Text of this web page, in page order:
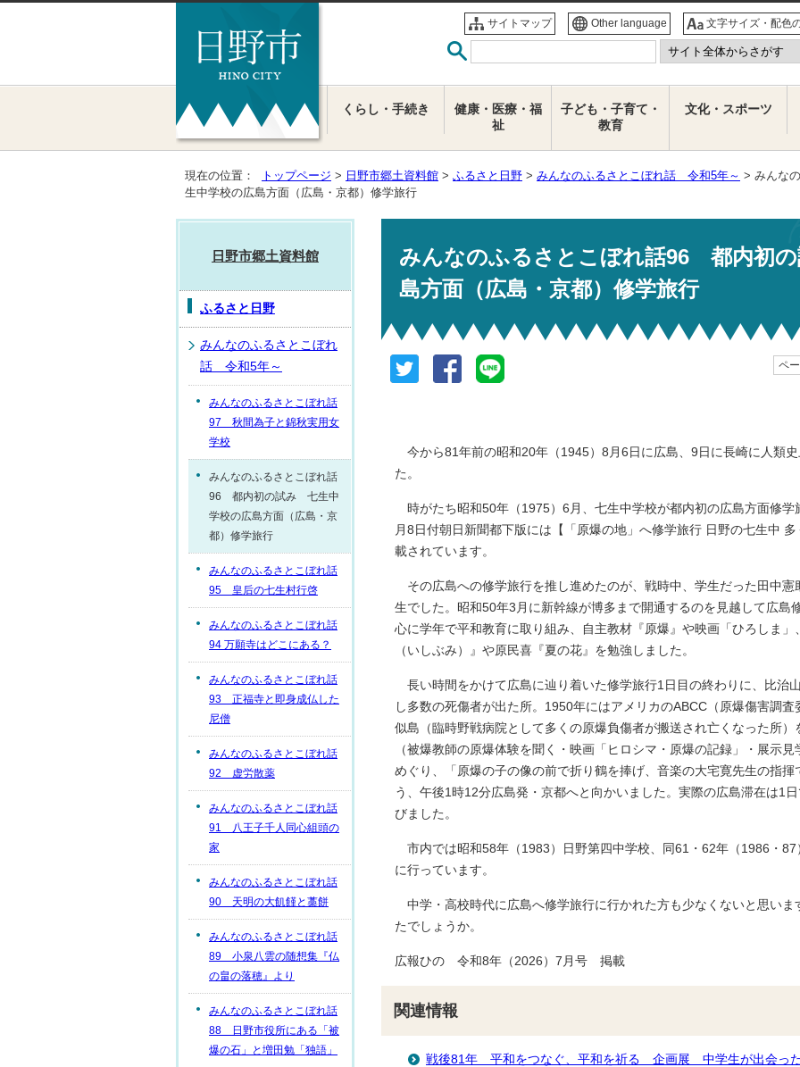
サイトマップ Other language 文字サイズ・配色
くらし・手続き
健康・医療・福
祉
子ども・子育て・
教育
文化・スポーツ
現在の位置： トップページ > 日野市郷土資料館 > ふるさと日野 > みんなのふるさとこぼれ話 令和5年～ > みんな
生中学校の広島方面（広島・京都）修学旅行
みんなのふるさとこぼれ話96 都内初
島方面（広島・京都）修学旅行
ペ
今から81年前の昭和20年（1945）8月6日に広島、9日に長崎に人類
た。
時がたち昭和50年（1975）6月、七生中学校が都内初の広島方面修学
月8日付朝日新聞都下版には【「原爆の地」へ修学旅行 日野の七生中
載されています。
その広島への修学旅行を推し進めたのが、戦時中、学生だった田中憲
生でした。昭和50年3月に新幹線が博多まで開通するのを見越して広島
心に学年で平和教育に取り組み、自主教材『原爆』や映画「ひろしま
（いしぶみ）』や原民喜『夏の花』を勉強しました。
長い時間をかけて広島に辿り着いた修学旅行1日目の終わりに、比治
し多数の死傷者が出た所。1950年にはアメリカのABCC（原爆傷害調査
似島（臨時野戦病院として多くの原爆負傷者が搬送され亡くなった所
（被爆教師の原爆体験を聞く・映画「ヒロシマ・原爆の記録」・展示
めぐり、「原爆の子の像の前で折り鶴を捧げ、音楽の大宅寛先生の指
う、午後1時12分広島発・京都へと向かいました。実際の広島滞在は1
びました。
市内では昭和58年（1983）日野第四中学校、同61・62年（1986・
に行っています。
中学・高校時代に広島へ修学旅行に行かれた方も少なくないと思いま
たでしょうか。
広報ひの 令和8年（2026）7月号 掲載
関連情報
戦後81年 平和をつなぐ、平和を祈る 企画展 中学生が出会っ
日野市郷土資料館
ふるさと日野
みんなのふるさとこぼれ
話 令和5年～
みんなのふるさとこぼれ話
97 秋間為子と錦秋実用女
学校
みんなのふるさとこぼれ話
96 都内初の試み 七生中
学校の広島方面（広島・京
都）修学旅行
みんなのふるさとこぼれ話
95 皇后の七生村行啓
みんなのふるさとこぼれ話
94 万願寺はどこにある？
みんなのふるさとこぼれ話
93 正福寺と即身成仏した
尼僧
みんなのふるさとこぼれ話
92 虚労散薬
みんなのふるさとこぼれ話
91 八王子千人同心組頭の
家
みんなのふるさとこぼれ話
90 天明の大飢饉と藁餅
みんなのふるさとこぼれ話
89 小泉八雲の随想集『仏
の畠の落穂』より
みんなのふるさとこぼれ話
88 日野市役所にある「被
爆の石」と増田勉「独語」